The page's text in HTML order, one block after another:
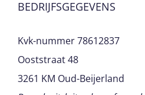
BEDRIJFSGEGEVENS
Kvk-nummer 78612837
Ooststraat 48
3261 KM Oud-Beijerland